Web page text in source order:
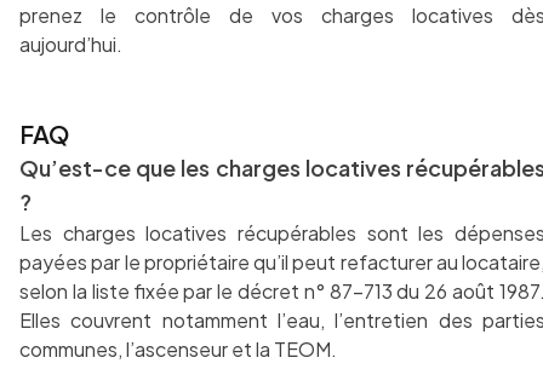
prenez le contrôle de vos charges locatives
aujourd’hui.
FAQ
Qu’est-ce que les charges locatives
?
Les charges locatives récupérables sont les
payées par le propriétaire qu’il peut refacturer au
selon la liste fixée par le décret n° 87-713 du 26 août
Elles couvrent notamment l’eau, l’entretien des
communes, l’ascenseur et la TEOM.